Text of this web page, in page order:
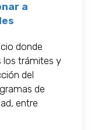
a
donde
los trámites y
del
de
entre